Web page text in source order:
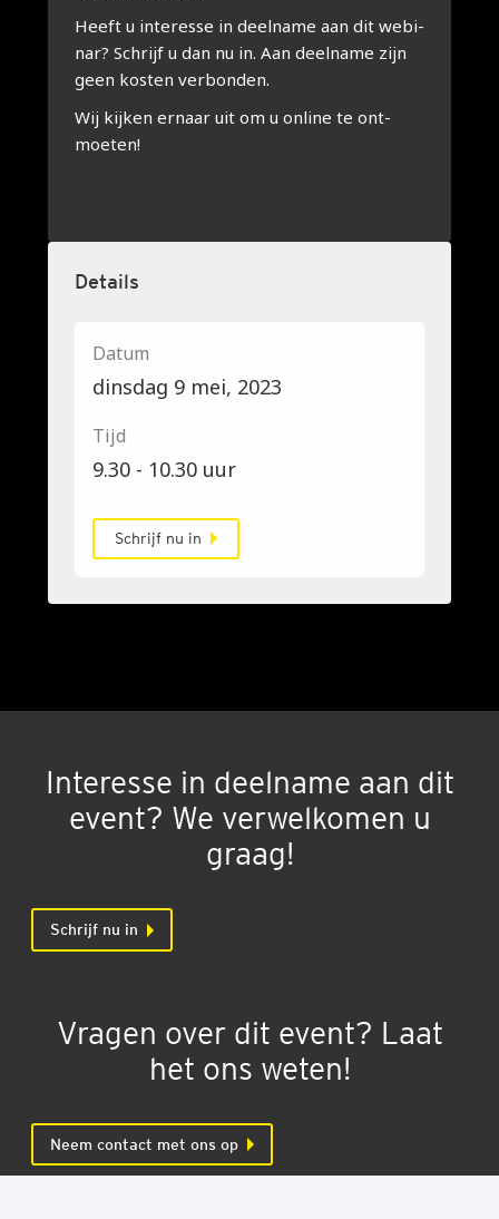
Heeft u inte­res­se in deel­na­me aan dit webi­
nar? Schrijf u dan nu in. Aan deel­na­me zijn
geen kos­ten ver­bon­den.
Wij kij­ken ernaar uit om u onli­ne te ont­
moe­ten!
Details
Datum
dinsdag 9 mei, 2023
Tijd
9.30 - 10.30 uur
Schrijf nu in
Interesse in deelname aan dit
event? We verwelkomen u
graag!
Schrijf nu in
Vragen over dit event? Laat
het ons weten!
Neem contact met ons op